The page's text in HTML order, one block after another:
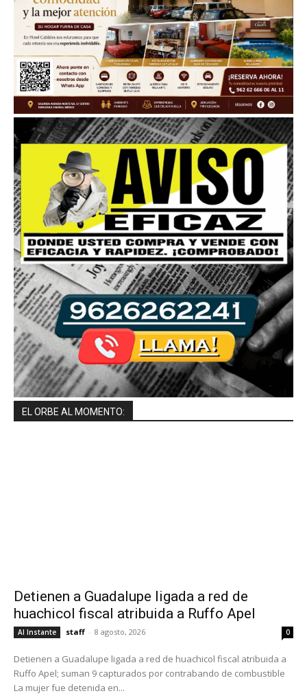
EL ORBE AL MOMENTO:
Detienen a Guadalupe ligada a red de
huachicol fiscal atribuida a Ruffo Apel
Al Instante staff - 8 agosto, 2026 0
Detienen a Guadalupe ligada a red de huachicol fiscal atribuida a
Ruffo Apel; suman 9 capturados por contrabando de combustible
La mujer fue detenida en...